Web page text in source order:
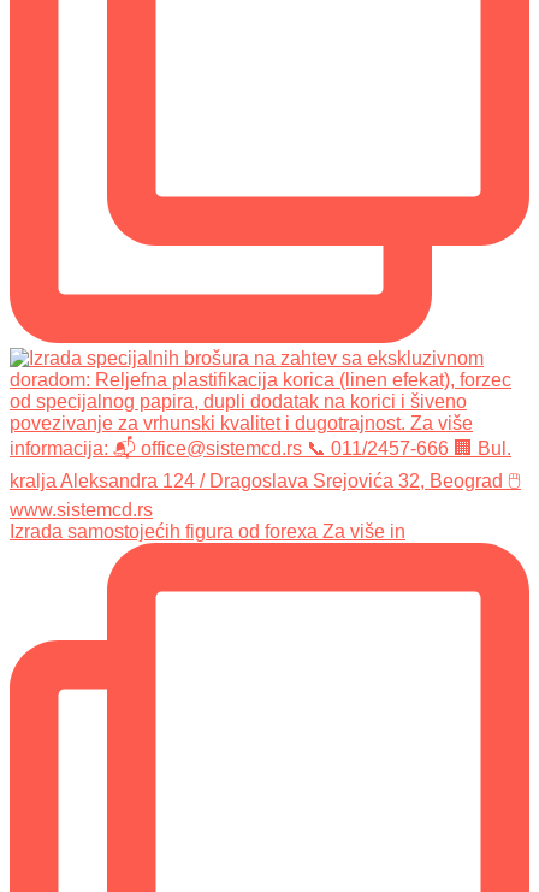
Izrada samostojećih figura od forexa Za više in